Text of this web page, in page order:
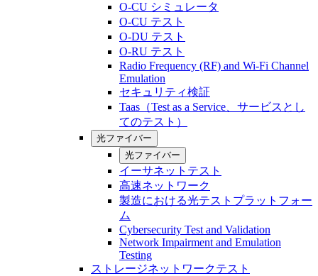
O-CU シミュレータ
O-CU テスト
O-DU テスト
O-RU テスト
Radio Frequency (RF) and Wi-Fi Channel
Emulation
セキュリティ検証
Taas（Test as a Service、サービスとし
てのテスト）
光ファイバー
光ファイバー
イーサネットテスト
高速ネットワーク
製造における光テストプラットフォー
ム
Cybersecurity Test and Validation
Network Impairment and Emulation
Testing
ストレージネットワークテスト